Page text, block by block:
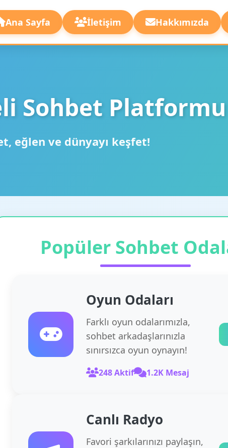
Ana Sayfa İletişim Hakkımızda
Sohbet Platformu
eğlen ve dünyayı keşfet!
Popüler Sohbet
Oyun Odaları
Farklı oyun odalarımızla,
sohbet arkadaşlarınızla
sınırsızca oyun oynayın!
248 Aktif 1.2K Mesaj
Canlı Radyo
Favori şarkılarınızı paylaşın,